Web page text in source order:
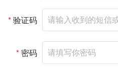
*验证码
* 密码